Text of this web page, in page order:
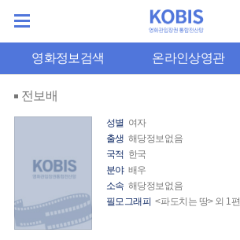
영화정보검색 온라인상영관
전보배
성별 여자
출생 해당정보없음
국적 한국
분야 배우
소속 해당정보없음
필모그래피 <파도치는 땅> 외 1편